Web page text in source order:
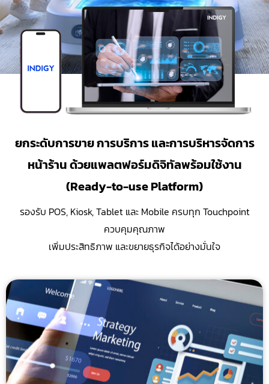
ยกระดับการขาย การบริการ และการบริหารจัดการ
หน้าร้าน ด้วยแพลตฟอร์มดิจิทัลพร้อมใช้งาน
(Ready-to-use Platform)
รองรับ POS, Kiosk, Tablet และ Mobile ครบทุก Touchpoint
ควบคุมคุณภาพ
เพิ่มประสิทธิภาพ และขยายธุรกิจได้อย่างมั่นใจ